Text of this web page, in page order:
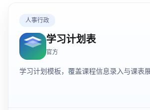
人事行政
学习计划表
官方
学习计划模板，覆盖课程信息录入与课表展